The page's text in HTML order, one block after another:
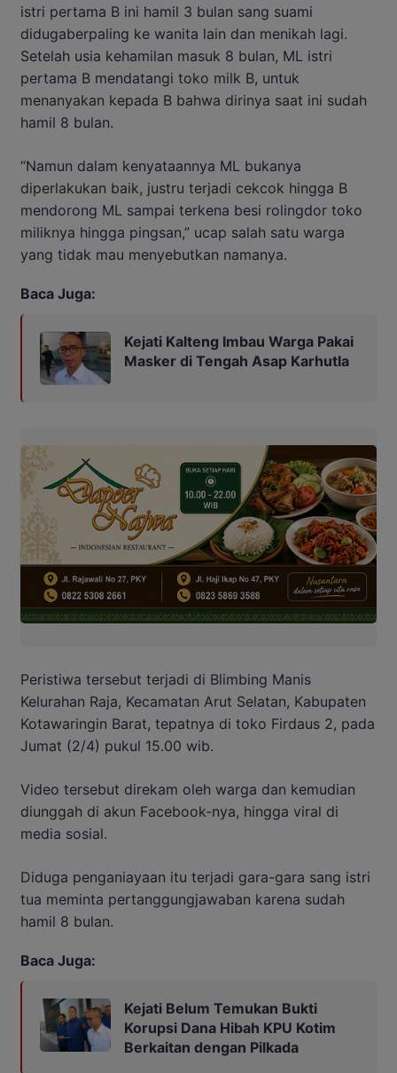
istri pertama B ini hamil 3 bulan sang suami
didugaberpaling ke wanita lain dan menikah lagi.
Setelah usia kehamilan masuk 8 bulan, ML istri
pertama B mendatangi toko milk B, untuk
menanyakan kepada B bahwa dirinya saat ini sudah
hamil 8 bulan.
“Namun dalam kenyataannya ML bukanya
diperlakukan baik, justru terjadi cekcok hingga B
mendorong ML sampai terkena besi rolingdor toko
miliknya hingga pingsan,” ucap salah satu warga
yang tidak mau menyebutkan namanya.
Baca Juga:
Kejati Kalteng Imbau Warga Pakai
Masker di Tengah Asap Karhutla
Peristiwa tersebut terjadi di Blimbing Manis
Kelurahan Raja, Kecamatan Arut Selatan, Kabupaten
Kotawaringin Barat, tepatnya di toko Firdaus 2, pada
Jumat (2/4) pukul 15.00 wib.
Video tersebut direkam oleh warga dan kemudian
diunggah di akun Facebook-nya, hingga viral di
media sosial.
Diduga penganiayaan itu terjadi gara-gara sang istri
tua meminta pertanggungjawaban karena sudah
hamil 8 bulan.
Baca Juga:
Kejati Belum Temukan Bukti
Korupsi Dana Hibah KPU Kotim
Berkaitan dengan Pilkada